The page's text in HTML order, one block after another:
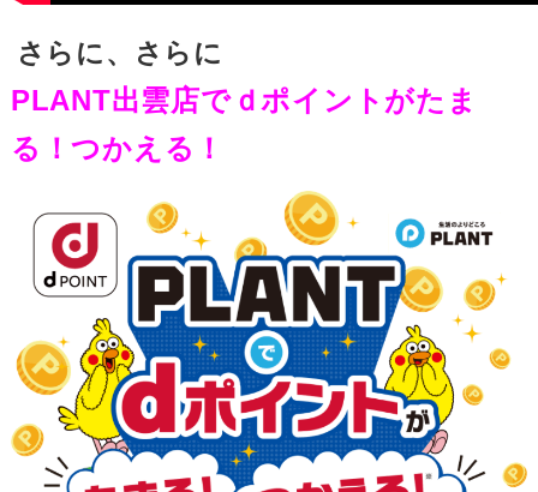
さらに、さらに
PLANT出雲店でｄポイントがたま
る！つかえる！